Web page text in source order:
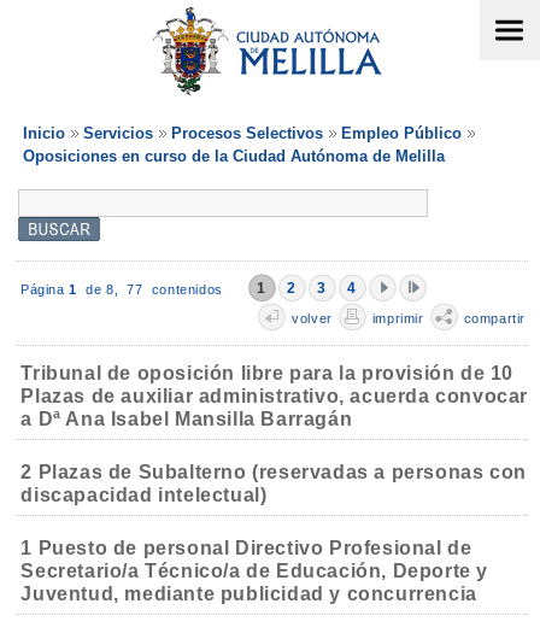
Inicio Servicios Procesos Selectivos
Empleo Público
Oposiciones en curso de la Ciudad Autónoma de Melilla
Página 1 de 8,77 contenidos 1 2 3 4
volver imprimir compartir
Tribunal de oposición libre para la provisión de 10
Plazas de auxiliar administrativo, acuerda convocar
a Dª Ana Isabel Mansilla Barragán
2 Plazas de Subalterno (reservadas a personas con
discapacidad intelectual)
1 Puesto de personal Directivo Profesional de
Secretario/a Técnico/a de Educación, Deporte y
Juventud, mediante publicidad y concurrencia